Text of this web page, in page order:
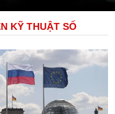
KỸ THUẬT SỐ